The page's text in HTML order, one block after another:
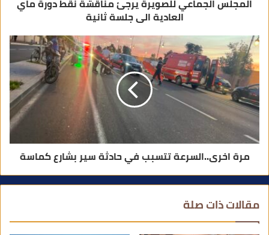
العادية الى جلسة ثانية
مرة اخرى..السرعة تتسبب في حادثة سير بشارع كماسة
مقالات ذات صلة